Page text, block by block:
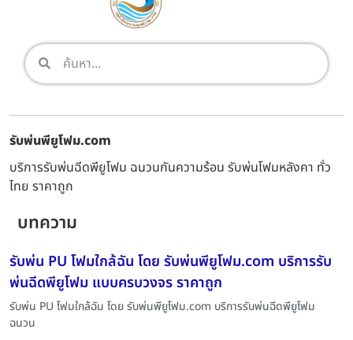
รับพ่นพียูโฟม.com
บริการรับพ่นฉีดพียูโฟม ฉนวนกันความร้อน รับพ่นโฟมหลังคา ทั่ว
ไทย ราคาถูก
บทความ
รับพ่น PU โฟมใกล้ฉัน โดย รับพ่นพียูโฟม.com บริการรับ
พ่นฉีดพียูโฟม แบบครบวงจร ราคาถูก
รับพ่น PU โฟมใกล้ฉัน โดย รับพ่นพียูโฟม.com บริการรับพ่นฉีดพียูโฟม
ฉนวน